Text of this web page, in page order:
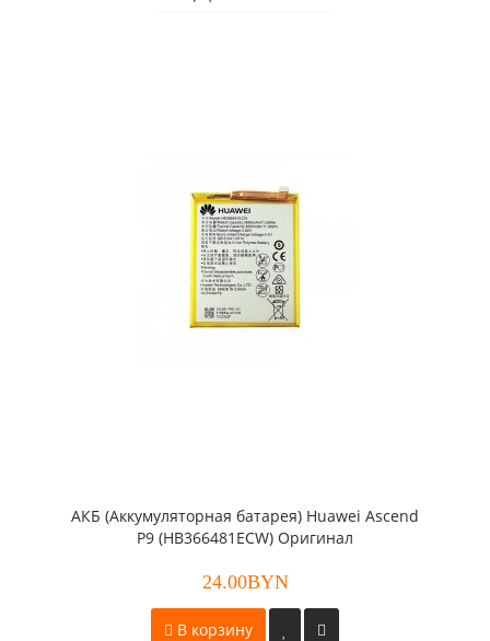
АКБ (Аккумуляторная батарея) Huawei Ascend
P9 (HB366481ECW) Оригинал
24.00BYN
В корзину